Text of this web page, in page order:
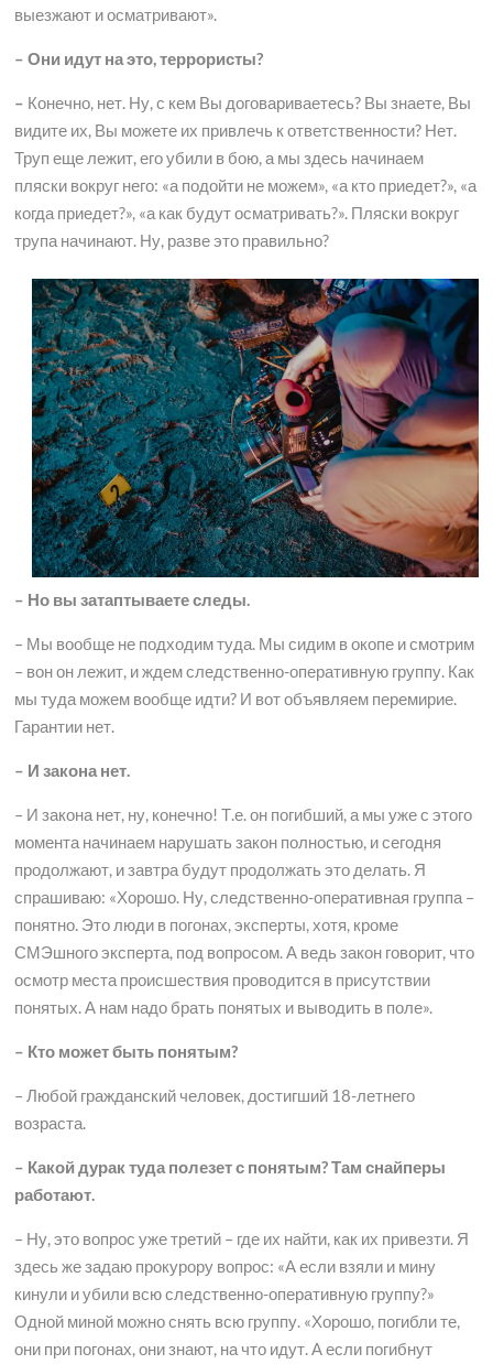
выезжают и осматривают».
– Они идут на это, террористы?
– Конечно, нет. Ну, с кем Вы договариваетесь? Вы знаете, Вы
видите их, Вы можете их привлечь к ответственности? Нет.
Труп еще лежит, его убили в бою, а мы здесь начинаем
пляски вокруг него: «а подойти не можем», «а кто приедет?», «а
когда приедет?», «а как будут осматривать?». Пляски вокруг
трупа начинают. Ну, разве это правильно?
– Но вы затаптываете следы.
– Мы вообще не подходим туда. Мы сидим в окопе и смотрим
– вон он лежит, и ждем следственно-оперативную группу. Как
мы туда можем вообще идти? И вот объявляем перемирие.
Гарантии нет.
– И закона нет.
– И закона нет, ну, конечно! Т.е. он погибший, а мы уже с этого
момента начинаем нарушать закон полностью, и сегодня
продолжают, и завтра будут продолжать это делать. Я
спрашиваю: «Хорошо. Ну, следственно-оперативная группа –
понятно. Это люди в погонах, эксперты, хотя, кроме
СМЭшного эксперта, под вопросом. А ведь закон говорит, что
осмотр места происшествия проводится в присутствии
понятых. А нам надо брать понятых и выводить в поле».
– Кто может быть понятым?
– Любой гражданский человек, достигший 18-летнего
возраста.
– Какой дурак туда полезет с понятым? Там снайперы
работают.
– Ну, это вопрос уже третий – где их найти, как их привезти. Я
здесь же задаю прокурору вопрос: «А если взяли и мину
кинули и убили всю следственно-оперативную группу?»
Одной миной можно снять всю группу. «Хорошо, погибли те,
они при погонах, они знают, на что идут. А если погибнут